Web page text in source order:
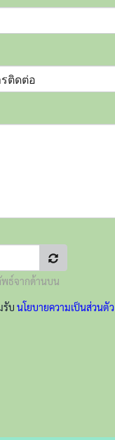
ธ์จากด้านบน
รับนโยบายความเป็นส่วนตัว